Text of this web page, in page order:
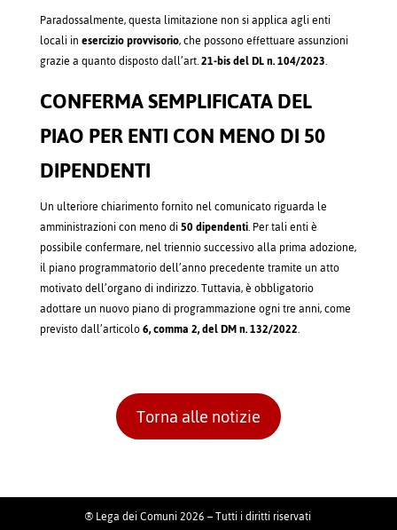
Paradossalmente, questa limitazione non si applica agli enti
locali inesercizio provvisorio, che possono effettuare assunzioni
grazie a quanto disposto dall’art.21-bis del DL n. 104/2023.
CONFERMA SEMPLIFICATA DEL
PIAO PER ENTI CON MENO DI 50
DIPENDENTI
Un ulteriore chiarimento fornito nel comunicato riguarda le
amministrazioni con meno di50 dipendenti. Per tali enti è
possibile confermare, nel triennio successivo alla prima adozione,
il piano programmatorio dell’anno precedente tramite un atto
motivato dell’organo di indirizzo. Tuttavia, è obbligatorio
adottare un nuovo piano di programmazione ogni tre anni, come
previsto dall’articolo6, comma 2, del DM n. 132/2022.
Torna alle notizie
® Lega dei Comuni 2026 – Tutti i diritti riservati